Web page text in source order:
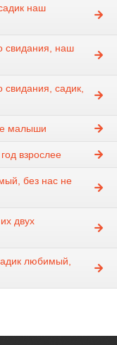
наш
свидания, наш
свидания, садик,
малыши
взрослее
без нас не
двух
любимый,